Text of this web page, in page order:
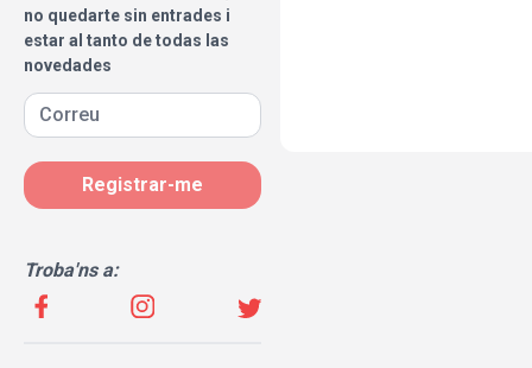
no quedarte sin entrades i
estar al tanto de todas las
novedades
Registrar-me
Troba'ns a: